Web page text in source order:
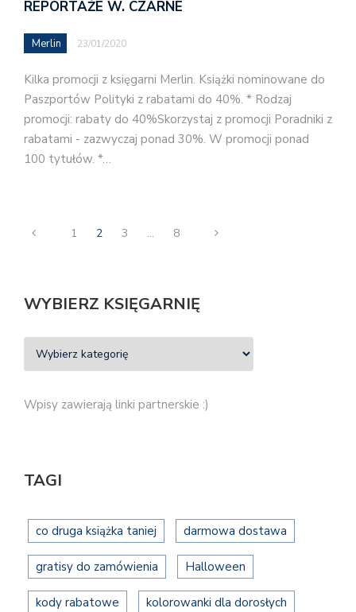
REPORTAŻE W. CZARNE
Merlin 23/01/2020
Kilka promocji z księgarni Merlin. Książki nominowane do
Paszportów Polityki z rabatami do 40%. * Rodzaj
promocji: rabaty do 40%Skorzystaj z promocji Poradniki z
rabatami - zazwyczaj ponad 30%. W promocji ponad
100 tytułów. *…
1 2 3 … 8
WYBIERZ KSIĘGARNIĘ
Wpisy zawierają linki partnerskie :)
TAGI
co druga książka taniej darmowa dostawa
gratisy do zamówienia Halloween
kody rabatowe kolorowanki dla dorosłych